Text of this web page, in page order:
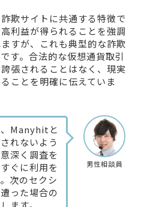
欺サイトに共通する特徴で
利益が得られることを強調
すが、これも典型的な詐欺
す。合法的な仮想通貨取引
張されることはなく、現実
ことを明確に伝えていま
男性相談員
、Manyhitと
れないよう
深く調査を
ぐに利用を
次のセクシ
った場合の